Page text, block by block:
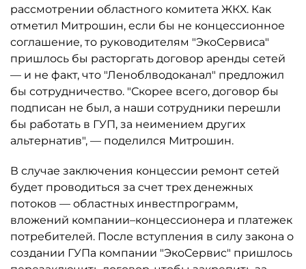
рассмотрении областного комитета ЖКХ. Как
отметил Митрошин, если бы не концессионное
соглашение, то руководителям "ЭкоСервиса"
пришлось бы расторгать договор аренды сетей
— и не факт, что "Леноблводоканал" предложил
бы сотрудничество. "Скорее всего, договор бы
подписан не был, а наши сотрудники перешли
бы работать в ГУП, за неимением других
альтернатив", — поделился Митрошин.
В случае заключения концессии ремонт сетей
будет проводиться за счет трех денежных
потоков — областных инвестпрограмм,
вложений компании–концессионера и платежек
потребителей. После вступления в силу закона о
создании ГУПа компании "ЭкоСервис" пришлось